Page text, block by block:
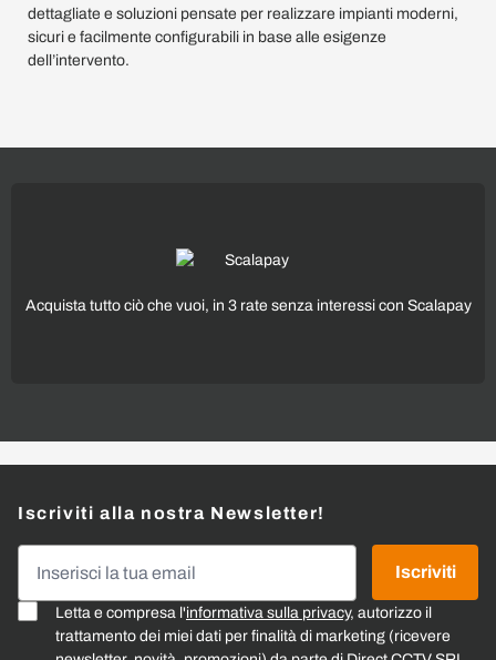
dettagliate e soluzioni pensate per realizzare impianti moderni,
sicuri e facilmente configurabili in base alle esigenze
dell’intervento.
Acquista tutto ciò che vuoi, in 3 rate senza interessi con Scalapay
Iscriviti alla nostra Newsletter!
Letta e compresa l'informativa sulla privacy, autorizzo il
trattamento dei miei dati per finalità di marketing (ricevere
Iscriviti